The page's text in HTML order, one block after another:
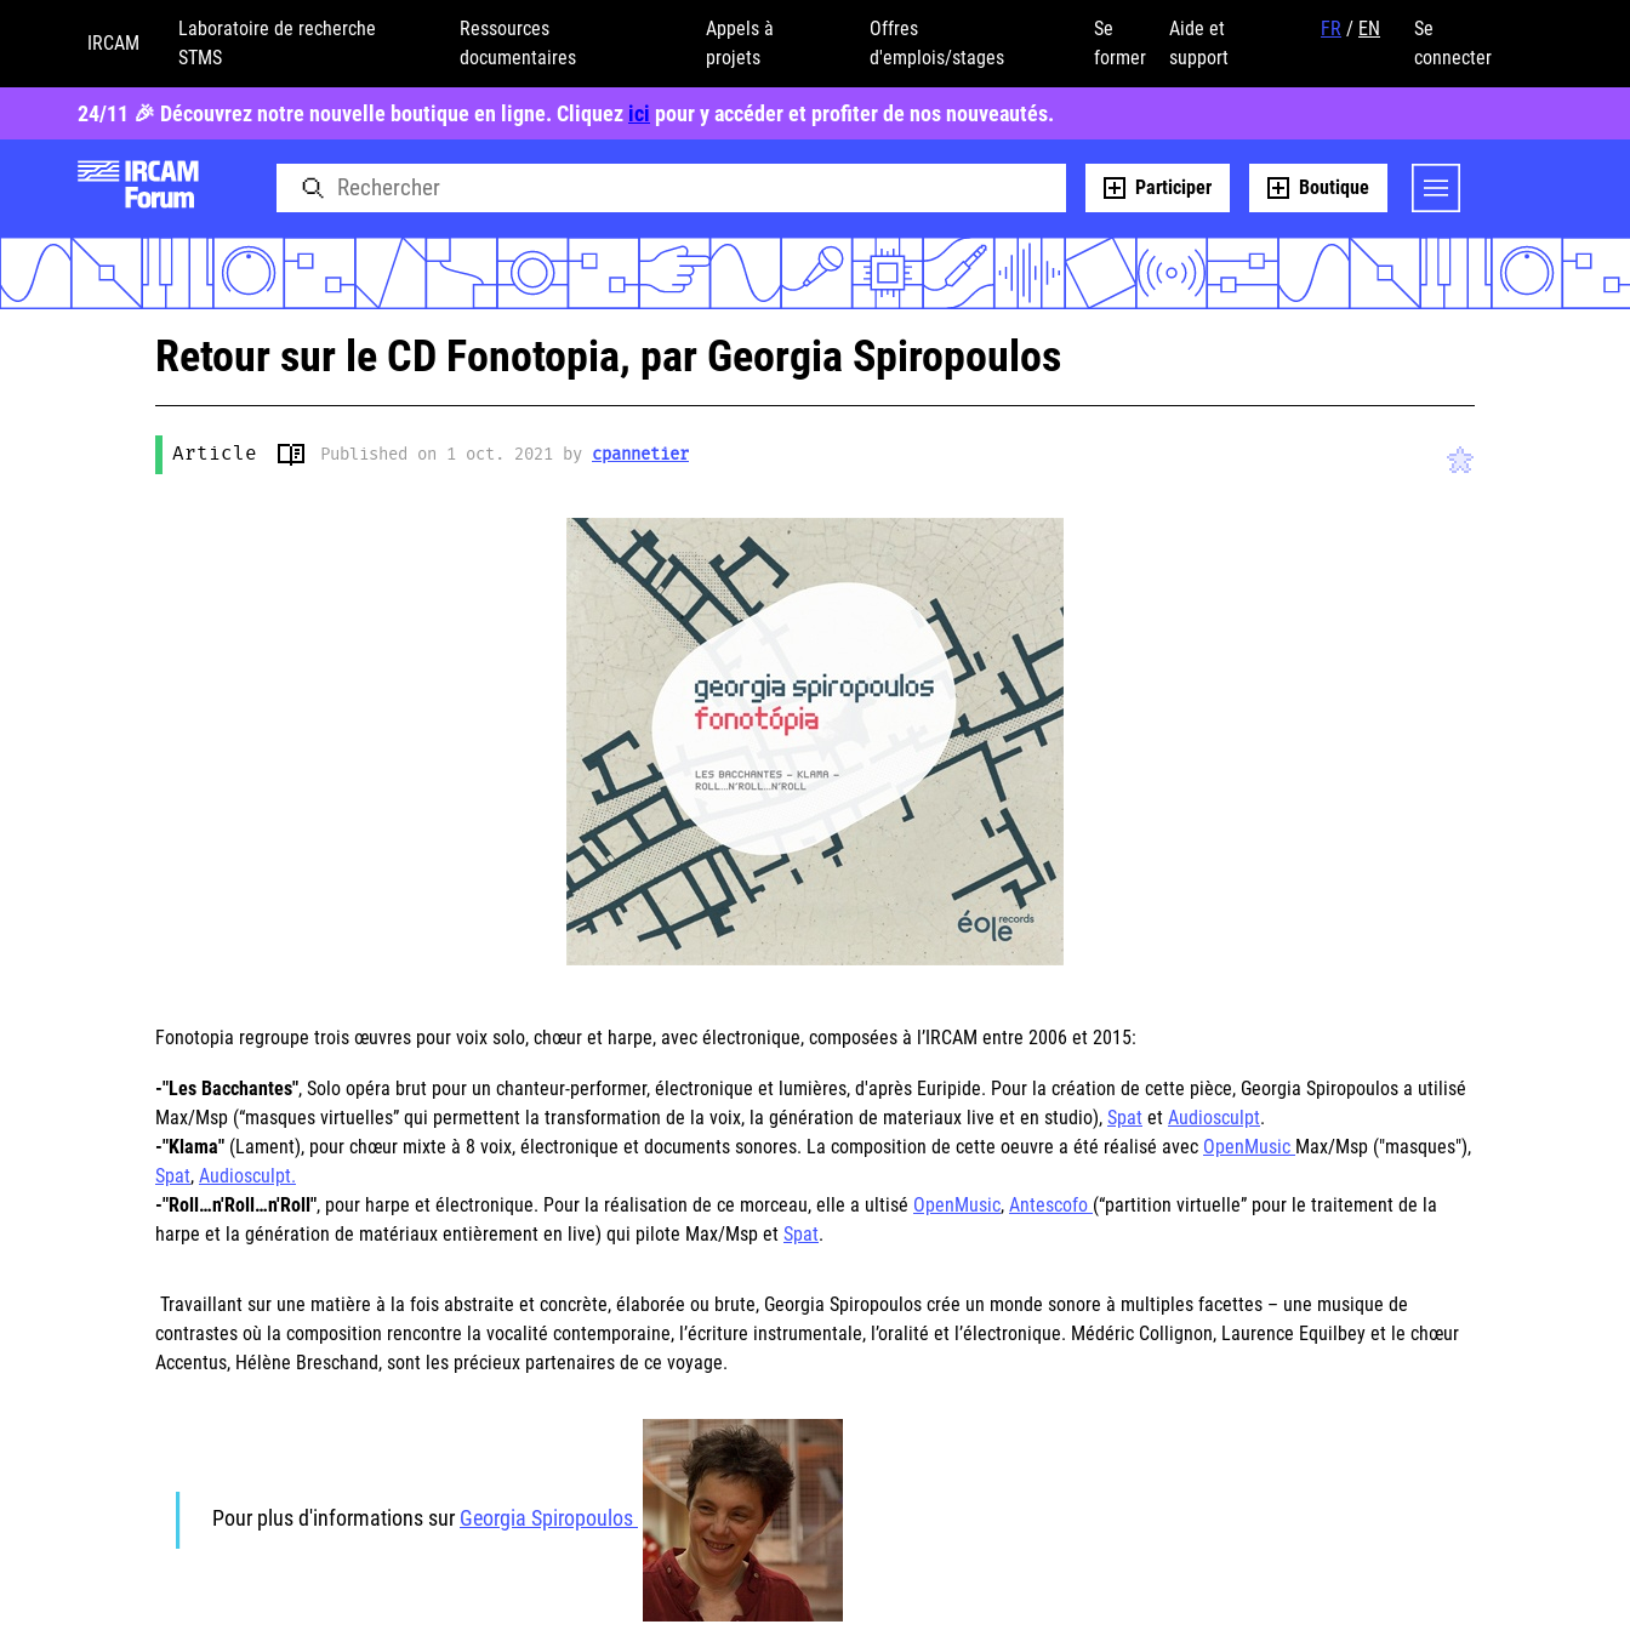
IRCAM
Laboratoire de recherche
STMS
Ressources
documentaires
Appels à
projets
Offres
d'emplois/stages
Se
former
Aide et
support
FR / EN
Se
connecter
24/11 🎉 Découvrez notre nouvelle boutique en ligne. Cliquez ici pour y accéder et profiter de nos nouveautés.
Participer Boutique
Retour sur le CD Fonotopia, par Georgia Spiropoulos
Article Published on 1 oct. 2021 by cpannetier
Fonotopia regroupe trois œuvres pour voix solo, chœur et harpe, avec électronique, composées à l’IRCAM entre 2006 et 2015:
-"Les Bacchantes", Solo opéra brut pour un chanteur-performer, électronique et lumières, d'après Euripide. Pour la création de cette pièce, Georgia Spiropoulos a utilisé
Max/Msp (“masques virtuelles” qui permettent la transformation de la voix, la génération de materiaux live et en studio), Spat et Audiosculpt.
-"Klama" (Lament), pour chœur mixte à 8 voix, électronique et documents sonores. La composition de cette oeuvre a été réalisé avec OpenMusic Max/Msp ("masques"),
Spat, Audiosculpt.
-"Roll…n'Roll…n'Roll", pour harpe et électronique. Pour la réalisation de ce morceau, elle a ultisé OpenMusic, Antescofo (“partition virtuelle” pour le traitement de la
harpe et la génération de matériaux entièrement en live) qui pilote Max/Msp et Spat.
Travaillant sur une matière à la fois abstraite et concrète, élaborée ou brute, Georgia Spiropoulos crée un monde sonore à multiples facettes – une musique de
contrastes où la composition rencontre la vocalité contemporaine, l’écriture instrumentale, l’oralité et l’électronique. Médéric Collignon, Laurence Equilbey et le chœur
Accentus, Hélène Breschand, sont les précieux partenaires de ce voyage.
Pour plus d'informations sur Georgia Spiropoulos